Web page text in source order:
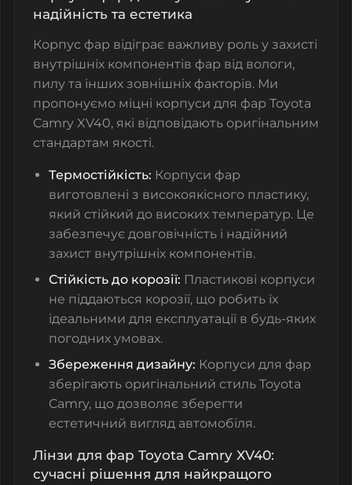
надійність та естетика
Корпус фар відіграє важливу роль у захисті
внутрішніх компонентів фар від вологи,
пилу та інших зовнішніх факторів. Ми
пропонуємо міцні корпуси для фар Toyota
Camry XV40, які відповідають оригінальним
стандартам якості.
Термостійкість: Корпуси фар
виготовлені з високоякісного пластику,
який стійкий до високих температур. Це
забезпечує довговічність і надійний
захист внутрішніх компонентів.
Стійкість до корозії: Пластикові корпуси
не піддаються корозії, що робить їх
ідеальними для експлуатації в будь-яких
погодних умовах.
Збереження дизайну: Корпуси для фар
зберігають оригінальний стиль Toyota
Camry, що дозволяє зберегти
естетичний вигляд автомобіля.
Лінзи для фар Toyota Camry XV40:
сучасні рішення для найкращого